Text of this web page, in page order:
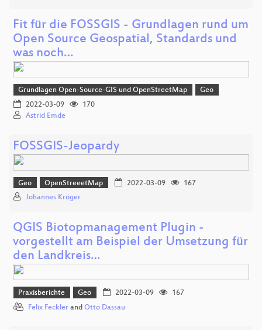
Fit für die FOSSGIS - Grundlagen rund um
Open Source Geospatial, Standards und
was noch…
Grundlagen Open-Source-GIS und OpenStreetMap
Geo
2022-03-09
170
Astrid Emde
FOSSGIS-Jeopardy
Geo OpenStreeetMap 2022-03-09
167
Johannes Kröger
QGIS Biotopmanagement Plugin -
vorgestellt am Beispiel der Umsetzung für
den Landkreis…
Praxisberichte Geo 2022-03-09
167
Felix Feckler and Otto Dassau